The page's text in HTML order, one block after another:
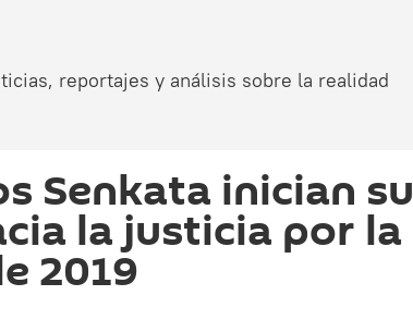
reportajes y análisis sobre la realidad
Senkata inician su
la justicia por la
2019